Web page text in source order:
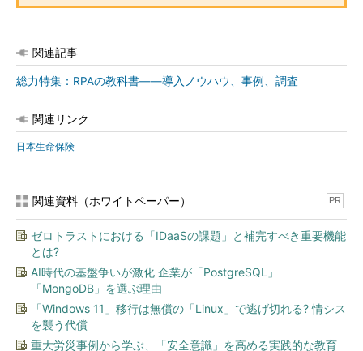
関連記事
総力特集：RPAの教科書――導入ノウハウ、事例、調査
関連リンク
日本生命保険
関連資料（ホワイトペーパー） PR
ゼロトラストにおける「IDaaSの課題」と補完すべき重要機能
とは?
AI時代の基盤争いが激化 企業が「PostgreSQL」
「MongoDB」を選ぶ理由
「Windows 11」移行は無償の「Linux」で逃げ切れる? 情シス
を襲う代償
重大労災事例から学ぶ、「安全意識」を高める実践的な教育